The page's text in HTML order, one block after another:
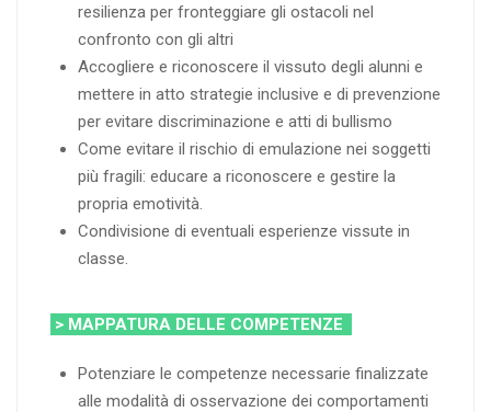
resilienza per fronteggiare gli ostacoli nel
confronto con gli altri
Accogliere e riconoscere il vissuto degli alunni e
mettere in atto strategie inclusive e di prevenzione
per evitare discriminazione e atti di bullismo
Come evitare il rischio di emulazione nei soggetti
più fragili: educare a riconoscere e gestire la
propria emotività.
Condivisione di eventuali esperienze vissute in
classe.
> MAPPATURA DELLE COMPETENZE
Potenziare le competenze necessarie finalizzate
alle modalità di osservazione dei comportamenti